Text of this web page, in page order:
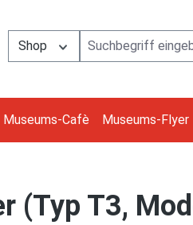
Shop
Museums-Cafè Museums-Flyer
(Typ T3,